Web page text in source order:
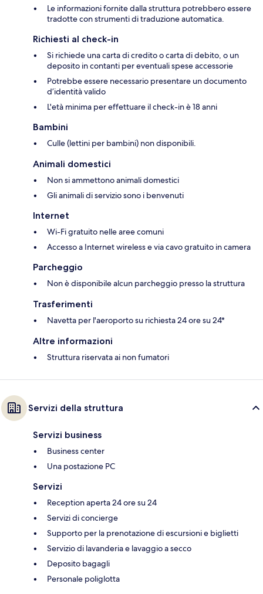
Le informazioni fornite dalla struttura potrebbero essere
tradotte con strumenti di traduzione automatica.
Richiesti al check-in
Si richiede una carta di credito o carta di debito, o un
deposito in contanti per eventuali spese accessorie
Potrebbe essere necessario presentare un documento
d’identità valido
L'età minima per effettuare il check-in è 18 anni
Bambini
Culle (lettini per bambini) non disponibili.
Animali domestici
Non si ammettono animali domestici
Gli animali di servizio sono i benvenuti
Internet
Wi-Fi gratuito nelle aree comuni
Accesso a Internet wireless e via cavo gratuito in camera
Parcheggio
Non è disponibile alcun parcheggio presso la struttura
Trasferimenti
Navetta per l'aeroporto su richiesta 24 ore su 24*
Altre informazioni
Struttura riservata ai non fumatori
Servizi della struttura
Servizi business
Business center
Una postazione PC
Servizi
Reception aperta 24 ore su 24
Servizi di concierge
Supporto per la prenotazione di escursioni e biglietti
Servizio di lavanderia e lavaggio a secco
Deposito bagagli
Personale poliglotta